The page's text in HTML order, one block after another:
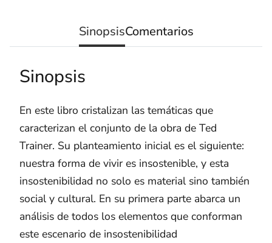
SinopsisComentarios
Sinopsis
En este libro cristalizan las temáticas que
caracterizan el conjunto de la obra de Ted
Trainer. Su planteamiento inicial es el siguiente:
nuestra forma de vivir es insostenible, y esta
insostenibilidad no solo es material sino también
social y cultural. En su primera parte abarca un
análisis de todos los elementos que conforman
este escenario de insostenibilidad